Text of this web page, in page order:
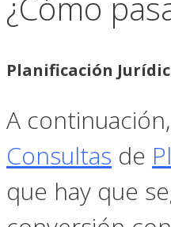
Planificación
A
Consultas de
que hay que